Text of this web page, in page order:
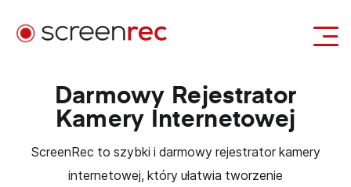
Zaloguj się Pobierz Za Darmo
Darmowy Rejestrator
Kamery Internetowej
ScreenRec to szybki i darmowy rejestrator kamery
internetowej, który ułatwia tworzenie